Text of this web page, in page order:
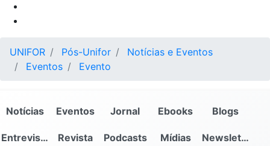
UNIFOR Pós-Unifor
Notícias e Eventos
Eventos
Evento
Notícias Eventos Jornal Ebooks Blogs
Entrevistas Revista Podcasts Mídias Newsletter